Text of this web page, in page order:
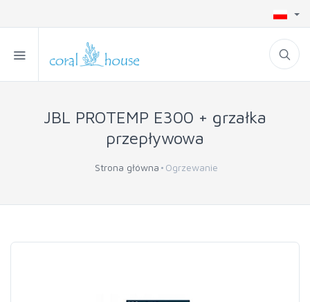
JBL PROTEMP E300 + grzałka
przepływowa
Strona główna Ogrzewanie